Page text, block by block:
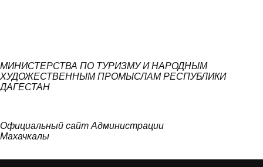
МИНИСТЕРСТВА ПО ТУРИЗМУ И НАРОДНЫМ
ХУДОЖЕСТВЕННЫМ ПРОМЫСЛАМ РЕСПУБЛИКИ
ДАГЕСТАН
Официальный сайт Администрации
Махачкалы